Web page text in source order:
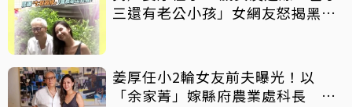
三還有老公小孩」女網友怒揭黑歷
姜厚任小2輪女友前夫曝光！以
「余家菁」嫁縣府農業處科長 交